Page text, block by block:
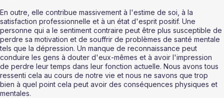
En outre, elle contribue massivement à l'estime de soi, à la
satisfaction professionnelle et à un état d'esprit positif. Une
personne qui a le sentiment contraire peut être plus susceptible de
perdre sa motivation et de souffrir de problèmes de santé mentale
tels que la dépression. Un manque de reconnaissance peut
conduire les gens à douter d'eux-mêmes et à avoir l'impression
de perdre leur temps dans leur fonction actuelle. Nous avons tous
ressenti cela au cours de notre vie et nous ne savons que trop
bien à quel point cela peut avoir des conséquences physiques et
mentales.